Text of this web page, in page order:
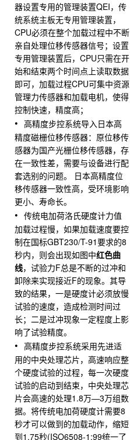
器设置专用的管理装置QEI，传
统系统主板无专用管理装置，
CPU必须在整个加载过程中不断
亲自处理位移传感器信号；设置
专用管理装置后，CPU只需在开
始和结束两个时间点上读取数据
即可，加载过程CPU可集中资源
管理力传感器和加载电机，使得
控制快速，精度高；
高精度步控系统导入日本高
精度磁栅位移传感器：原位移传
感器为国产光栅位移传感器，存
在一致性差，需要与设备进行配
套选别的问题。 日本高精度位
移传感器一致性高，受环境影响
更小、寿命长。
传统电加荷洛氏硬度计力值
加载过程慢，如果加载速度要控
制在国标GBT230/T-91要求的8
秒内，则会出现如图中红色曲
线，试验力F总是不断的过冲和
卸除来实现接近F的现象。其导
致的结果，一是硬度计必须放慢
试验的速度，造成检测时间过
长；二是过冲现象一定程度上影
响了试验精度。
高精度步控系统采用先进适
用的中央处理芯片，高速响应整
个硬度试验的过程，每一次硬度
试验的启动到结束，中央处理芯
片会高速的处理1.8万—3万组数
据。将传统电加荷硬度计需要8
秒才可以做到的加载动作，缩短
到1.75秒(ISO6508-1:99统一了